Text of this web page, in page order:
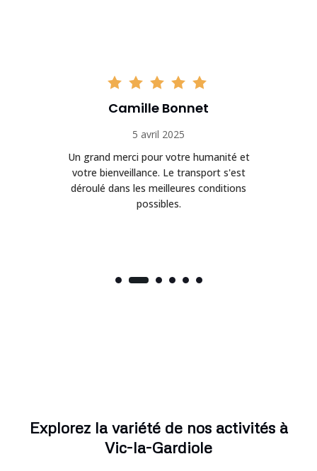
Camille Bonnet
5 avril 2025
Un grand merci pour votre humanité et
votre bienveillance. Le transport s'est
déroulé dans les meilleures conditions
possibles.
Explorez la variété de nos activités à
Vic-la-Gardiole